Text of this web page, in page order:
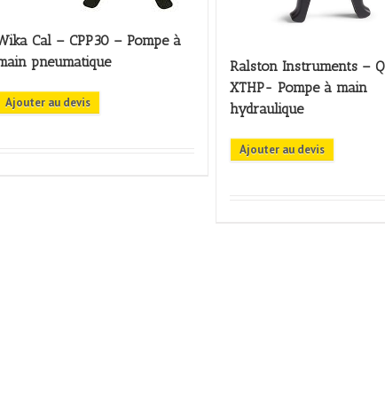
Cal – CPP30 – Pompe à
pneumatique
Ajouter au devis
Ralston Instruments –
XTHP- Pompe à main
hydraulique
Ajouter au devis